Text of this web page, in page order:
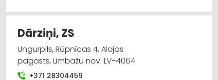
Dārziņi, ZS
Ungurpils, Rūpnīcas 4, Alojas
pagasts, Limbažu nov. LV-4064
+371 28304459